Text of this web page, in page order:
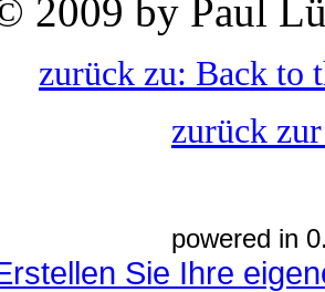
2009 by Paul
zurück zu: Back to
zurück
powered in
Sie Ihre